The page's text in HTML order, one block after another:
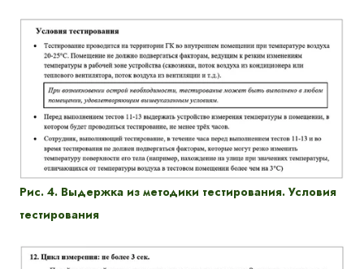
Рис. 4. Выдержка из методики тестирования. Условия
тестирования